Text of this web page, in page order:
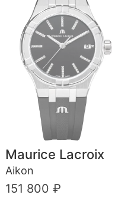
Maurice Lacroix
Aikon
151 800 ₽